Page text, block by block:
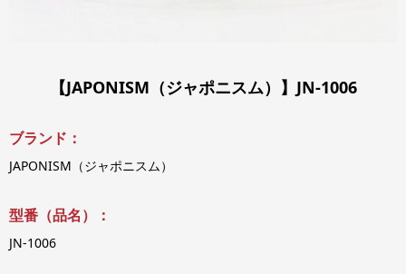
【JAPONISM（ジャポニスム）】JN-1006
ブランド：
JAPONISM（ジャポニスム）
型番（品名）：
JN-1006